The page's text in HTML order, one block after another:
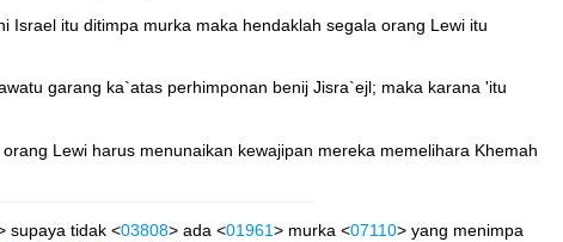
Israel itu ditimpa murka maka hendaklah segala orang Lewi itu
garang ka`atas perhimponan benij Jisra`ejl; maka karana 'itu
Lewi harus menunaikan kewajipan mereka memelihara Khemah
supaya tidak <03808> ada <01961> murka <07110> yang menimpa